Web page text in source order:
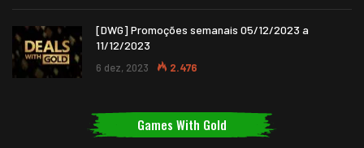
[DWG] Promoções semanais 05/12/2023 a
11/12/2023
6 dez, 2023 2.476
Games With Gold